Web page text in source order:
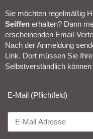
Sie möchten regelmäßig
Seiffen erhalten? Dann
erscheinenden Email-
Nach der Anmeldung
Link. Dort müssen Sie
Selbstverständlich
E-Mail (Pflichtfeld)